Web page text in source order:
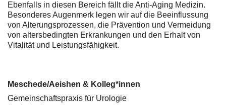
Ebenfalls in diesen Bereich fällt die Anti-Aging Medizin.
Besonderes Augenmerk legen wir auf die Beeinflussung
von Alterungsprozessen, die Prävention und Vermeidung
von altersbedingten Erkrankungen und den Erhalt von
Vitalität und Leistungsfähigkeit.
Meschede/Aeishen & Kolleg*innen
Gemeinschaftspraxis für Urologie